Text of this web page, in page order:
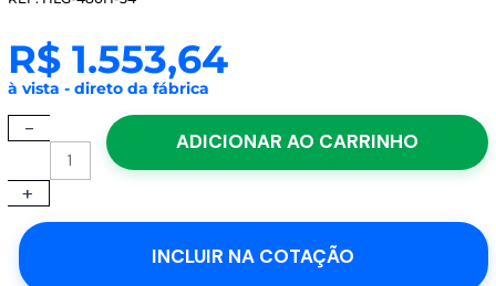
R$1.553,64
à vista - direto da fábrica
-
HLG-
Driver
LED
481W
+
ADICIONAR AO CARRINHO
INCLUIR NA COTAÇÃO